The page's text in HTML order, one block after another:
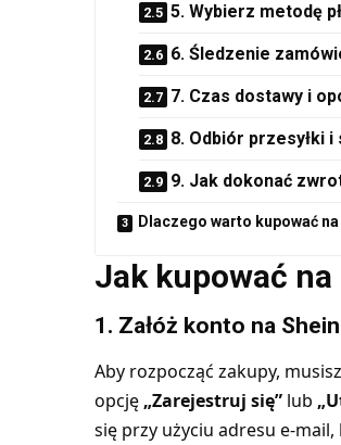
5. Wybierz metodę
6. Śledzenie
7. Czas dostawy i
8. Odbiór przesyłki
9. Jak dokonać
Dlaczego warto kupować na
Jak kupować na
1. Załóż konto na Shein
Aby rozpocząć zakupy,
opcję „Zarejestruj się”lub
się przy użyciu adresu e-